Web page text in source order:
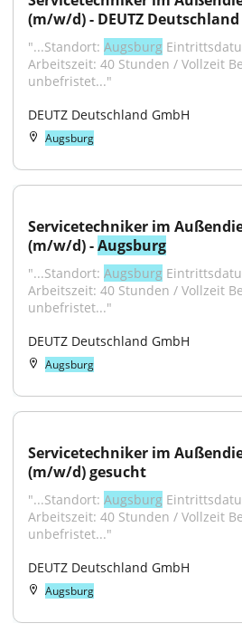
(m/w/d) - DEUTZ Deutschland
"...Standort: Augsburg
Arbeitszeit: 40 Stunden / Vollzeit
unbefristet..."
DEUTZ Deutschland GmbH
Augsburg
Servicetechniker im
(m/w/d) - Augsburg
"...Standort: Augsburg
Arbeitszeit: 40 Stunden / Vollzeit
unbefristet..."
DEUTZ Deutschland GmbH
Augsburg
Servicetechniker im
(m/w/d) gesucht
"...Standort: Augsburg
Arbeitszeit: 40 Stunden / Vollzeit
unbefristet..."
DEUTZ Deutschland GmbH
Augsburg